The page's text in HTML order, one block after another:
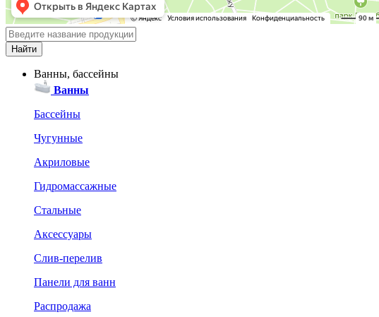
Ванны, бассейны
Ванны
Бассейны
Чугунные
Акриловые
Гидромассажные
Стальные
Аксессуары
Слив-перелив
Панели для ванн
Распродажа